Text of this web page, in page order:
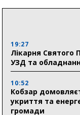
19:27
Лікарня
УЗД та
10:52
Кобзар
укриття та
громади